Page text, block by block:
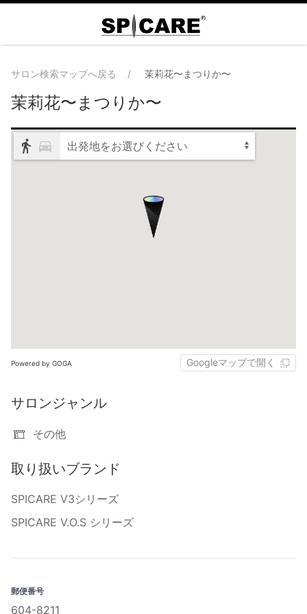
サロン検索マップへ戻る 茉莉花〜まつりか〜
茉莉花〜まつりか〜
出発地をお選びください
Powered by GOGA Googleマップで開く
サロンジャンル
その他
取り扱いブランド
SPICARE V3シリーズ
SPICARE V.O.S シリーズ
郵便番号
604-8211